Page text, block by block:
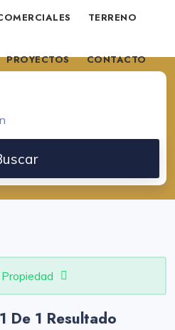
TERRENO
PROYECTOS CONTACTO
TU PROPIEDAD
De 1 Resultado